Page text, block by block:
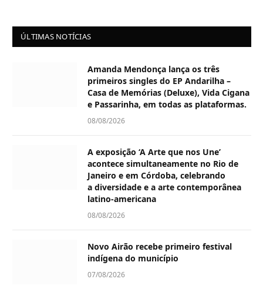
ÚLTIMAS NOTÍCIAS
Amanda Mendonça lança os três
primeiros singles do EP Andarilha –
Casa de Memórias (Deluxe), Vida Cigana
e Passarinha, em todas as plataformas.
08/08/2026
A exposição ‘A Arte que nos Une’
acontece simultaneamente no Rio de
Janeiro e em Córdoba, celebrando
a diversidade e a arte contemporânea
latino-americana
08/08/2026
Novo Airão recebe primeiro festival
indígena do município
07/08/2026